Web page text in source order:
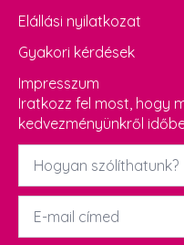
Elállási nyilatkozat
Gyakori kérdések
Impresszum
Iratkozz fel most, hogy
kedvezményünkről
Név
Email